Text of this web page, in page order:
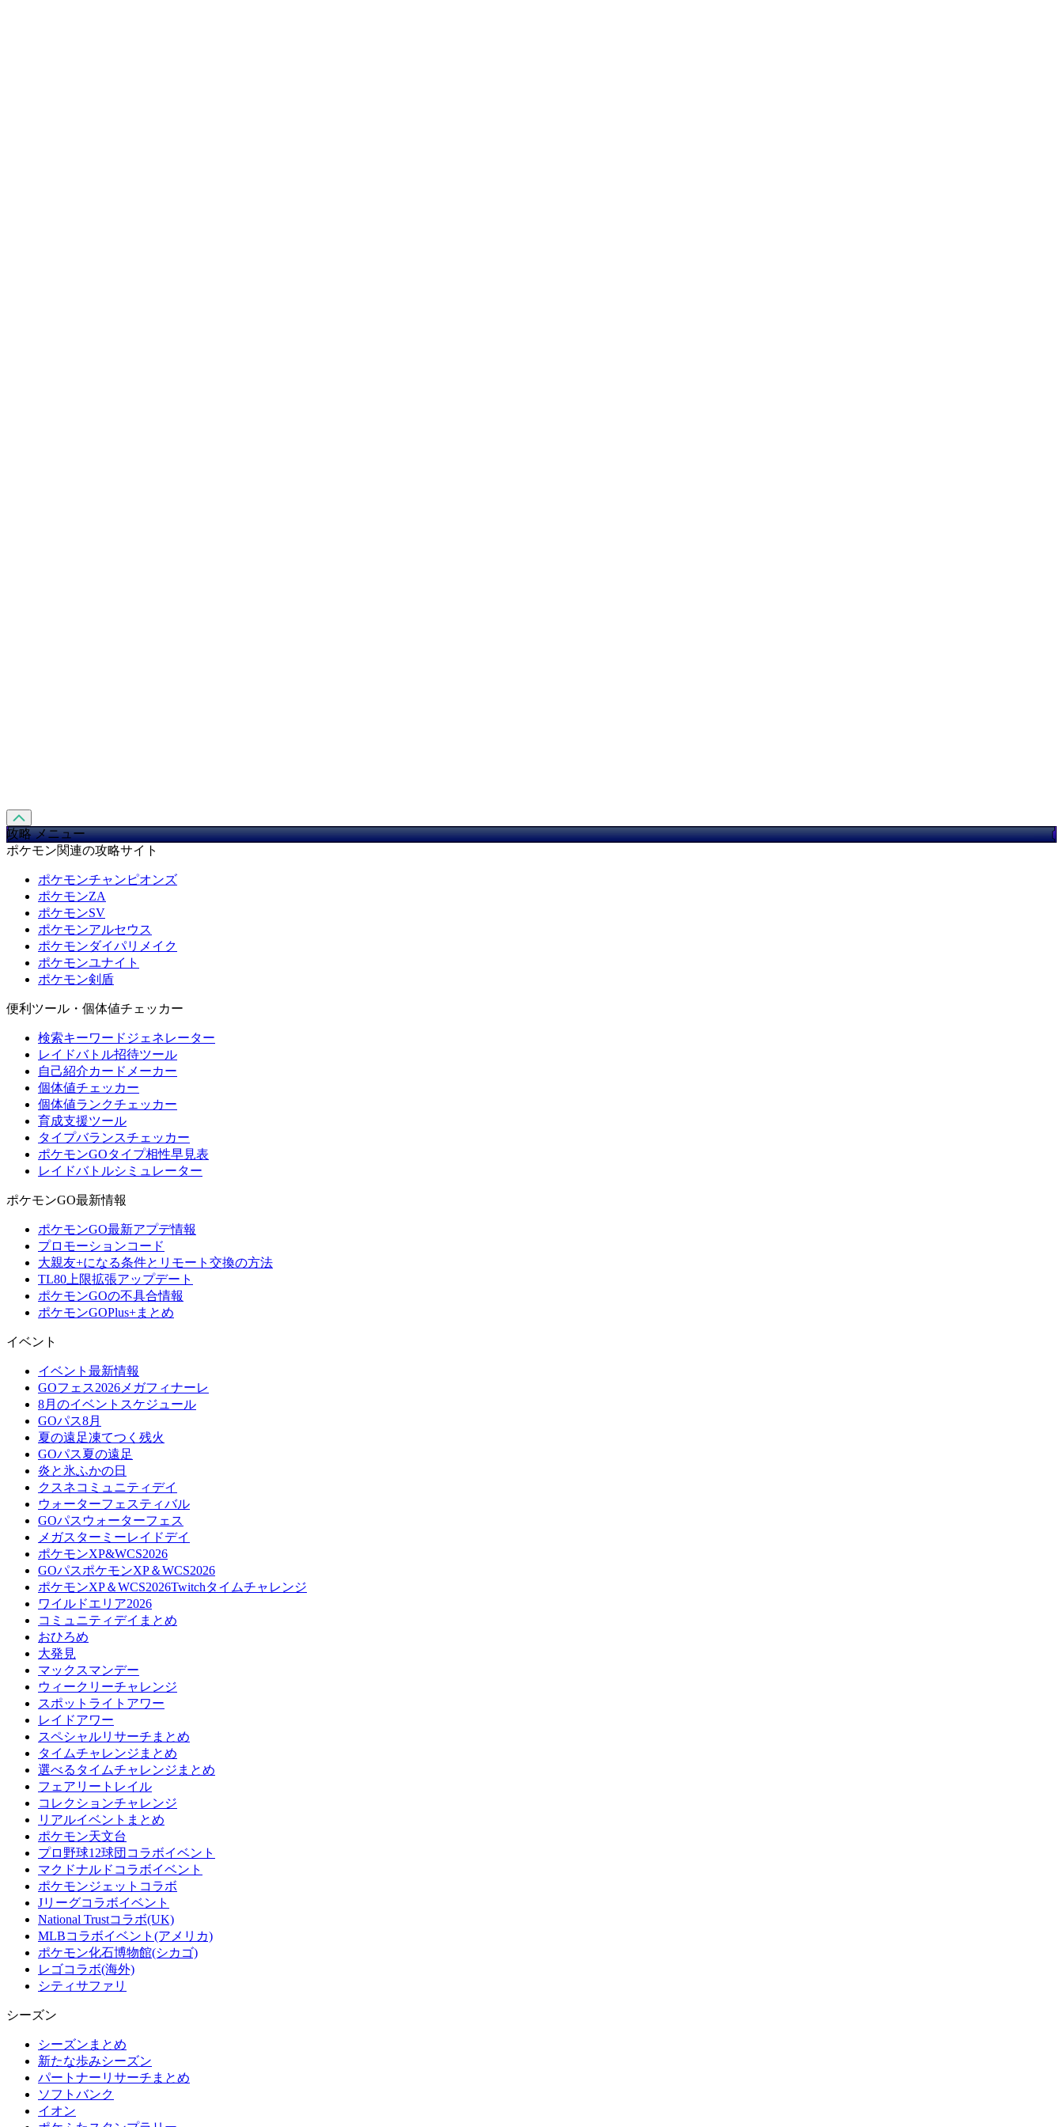
攻略 メニュー
ポケモン関連の攻略サイト
ポケモンチャンピオンズ
ポケモンZA
ポケモンSV
ポケモンアルセウス
ポケモンダイパリメイク
ポケモンユナイト
ポケモン剣盾
便利ツール・個体値チェッカー
検索キーワードジェネレーター
レイドバトル招待ツール
自己紹介カードメーカー
個体値チェッカー
個体値ランクチェッカー
育成支援ツール
タイプバランスチェッカー
ポケモンGOタイプ相性早見表
レイドバトルシミュレーター
ポケモンGO最新情報
ポケモンGO最新アプデ情報
プロモーションコード
大親友+になる条件とリモート交換の方法
TL80上限拡張アップデート
ポケモンGOの不具合情報
ポケモンGOPlus+まとめ
イベント
イベント最新情報
GOフェス2026メガフィナーレ
8月のイベントスケジュール
GOパス8月
夏の遠足凍てつく残火
GOパス夏の遠足
炎と氷ふかの日
クスネコミュニティデイ
ウォーターフェスティバル
GOパスウォーターフェス
メガスターミーレイドデイ
ポケモンXP&WCS2026
GOパスポケモンXP＆WCS2026
ポケモンXP＆WCS2026Twitchタイムチャレンジ
ワイルドエリア2026
コミュニティデイまとめ
おひろめ
大発見
マックスマンデー
ウィークリーチャレンジ
スポットライトアワー
レイドアワー
スペシャルリサーチまとめ
タイムチャレンジまとめ
選べるタイムチャレンジまとめ
フェアリートレイル
コレクションチャレンジ
リアルイベントまとめ
ポケモン天文台
プロ野球12球団コラボイベント
マクドナルドコラボイベント
ポケモンジェットコラボ
Jリーグコラボイベント
National Trustコラボ(UK)
MLBコラボイベント(アメリカ)
ポケモン化石博物館(シカゴ)
レゴコラボ(海外)
シティサファリ
シーズン
シーズンまとめ
新たな歩みシーズン
パートナーリサーチまとめ
ソフトバンク
イオン